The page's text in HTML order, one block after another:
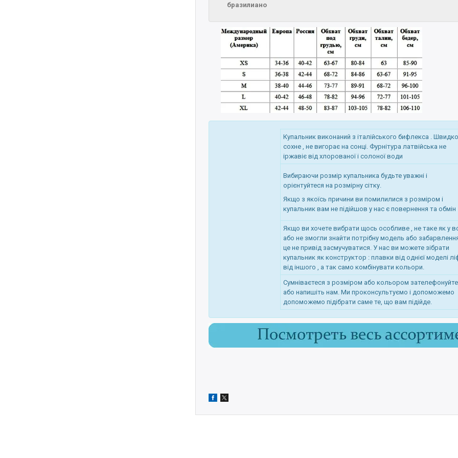
бразилиано
Купальник виконаний з італійського бифлекса . Швидко
сохне , не вигорає на сонці. Фурнітура латвійська не
іржавіє від хлорованої і солоної води
Вибираючи розмір купальника будьте уважні і
орієнтуйтеся на розмірну сітку.
Якщо з якоїсь причини ви помилилися з розміром і
купальник вам не підійшов у нас є повернення та обмін
Якщо ви хочете вибрати щось особливе , не таке як у
або не змогли знайти потрібну модель або
це не привід засмучуватися. У нас ви можете зібрати
купальник як конструктор : плавки від однієї моделі
від іншого , а так само комбінувати кольори.
Сумніваєтеся з розміром або кольором зателефонуйте
або напишіть нам. Ми проконсультуємо і допоможемо
допоможемо підібрати саме те, що вам підійде.